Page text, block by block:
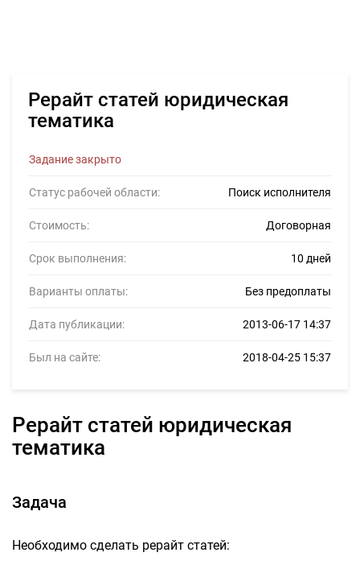
Рерайт статей юридическая
тематика
Задание закрыто
Статус рабочей области: Поиск исполнителя
Стоимость: Договорная
Срок выполнения: 10 дней
Варианты оплаты: Без предоплаты
Дата публикации: 2013-06-17 14:37
Был на сайте: 2018-04-25 15:37
Рерайт статей юридическая
тематика
Задача
Необходимо сделать рерайт статей: